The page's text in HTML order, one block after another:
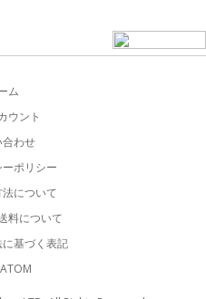
ム
ウント
合わせ
ポリシー
について
料について
基づく表記
ATOM